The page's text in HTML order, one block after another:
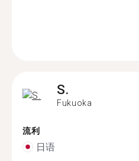
S.
Fukuoka
流利
日语